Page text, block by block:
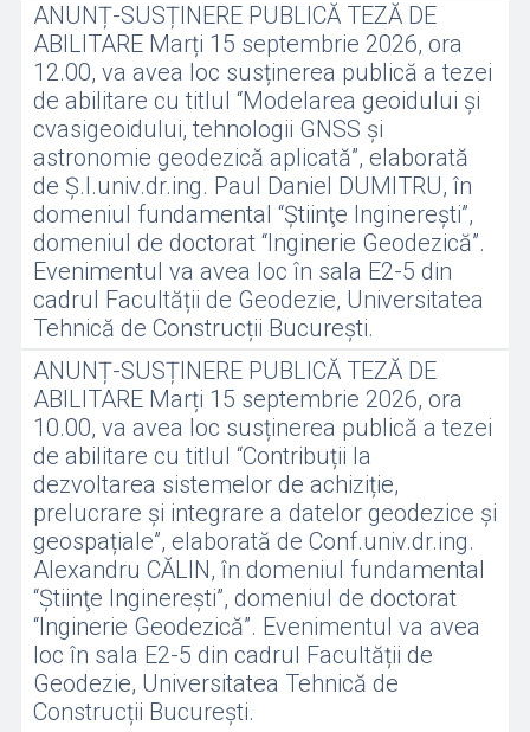
ANUNȚ-SUSȚINERE PUBLICĂ TEZĂ DE
ABILITARE Marți 15 septembrie 2026, ora
12.00, va avea loc susținerea publică a tezei
de abilitare cu titlul “Modelarea geoidului și
cvasigeoidului, tehnologii GNSS și
astronomie geodezică aplicată”, elaborată
de Ș.l.univ.dr.ing. Paul Daniel DUMITRU, în
domeniul fundamental “Ştiinţe Inginereşti”,
domeniul de doctorat “Inginerie Geodezică”.
Evenimentul va avea loc în sala E2-5 din
cadrul Facultății de Geodezie, Universitatea
Tehnică de Construcții București.
ANUNȚ-SUSȚINERE PUBLICĂ TEZĂ DE
ABILITARE Marți 15 septembrie 2026, ora
10.00, va avea loc susținerea publică a tezei
de abilitare cu titlul “Contribuții la
dezvoltarea sistemelor de achiziție,
prelucrare și integrare a datelor geodezice și
geospațiale”, elaborată de Conf.univ.dr.ing.
Alexandru CĂLIN, în domeniul fundamental
“Ştiinţe Inginereşti”, domeniul de doctorat
“Inginerie Geodezică”. Evenimentul va avea
loc în sala E2-5 din cadrul Facultății de
Geodezie, Universitatea Tehnică de
Construcții București.